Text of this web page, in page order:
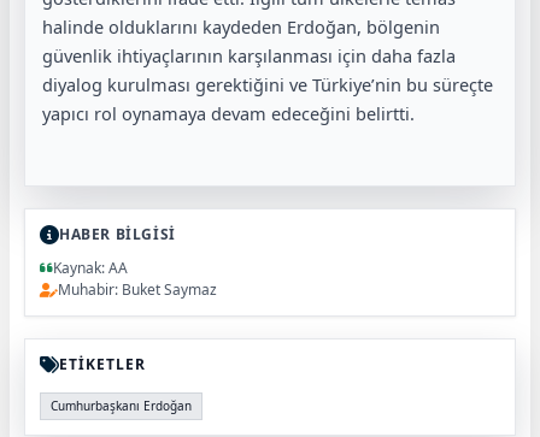
halinde olduklarını kaydeden Erdoğan, bölgenin
güvenlik ihtiyaçlarının karşılanması için daha fazla
diyalog kurulması gerektiğini ve Türkiye’nin bu süreçte
yapıcı rol oynamaya devam edeceğini belirtti.
HABER BİLGİSİ
Kaynak: AA
Muhabir: Buket Saymaz
ETİKETLER
Cumhurbaşkanı Erdoğan